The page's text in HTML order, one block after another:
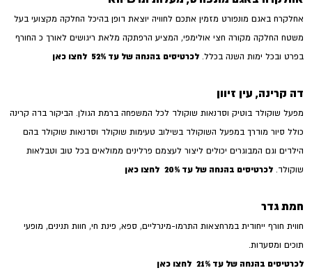
אחלקרח באגם מונפורט מזמין אתכם לחוויה יוצאת דופן בהיכל החלקה מקצועי בעל
משטח החלקה מקורה חצי אולימפי, המציע הרפתקה מלאת ריגושים לאורך כ החורף
בפרט ובכל ימות השנה בכלל. לכרטיסים בהנחה של עד 52% לחצו כאן
דה קרינה, עין זיוון
מפעל שוקולד בוטיק וסדנאות שוקולד לכל המשפחה ברמת הגולן. הביקור בדה קרינה
כולל סיור מודרך במפעל השוקולד בשילוב טעימות שוקולד וסדנאות שוקולד בהם
הילדים וגם המבוגרים יכולים ליצור לעצמם פרלינים ממולאים בכל טוב וטבלאות
שוקולד. לכרטיסים בהנחה של עד 20% לחצו כאן
חמת גדר
חווית חורף ייחודית במרחצאות התרמו-מינרליים, ספא, פינת חי, חוות תנינים, מופעי
תוכים ומסעדות.
לכרטיסים בהנחה של עד 21% לחצו כאן